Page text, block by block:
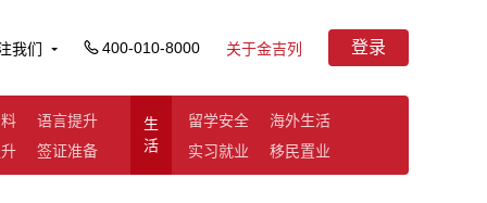
我们 400-010-8000 关于金吉列 登录
语言提升
签证准备
生
活
留学安全
海外生活
实习就业
移民置业